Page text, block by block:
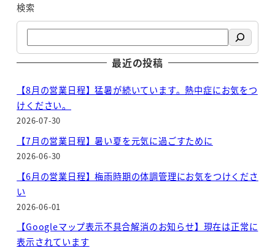
検索
最近の投稿
【8月の営業日程】猛暑が続いています。熱中症にお気をつ
けください。
2026-07-30
【7月の営業日程】暑い夏を元気に過ごすために
2026-06-30
【6月の営業日程】梅雨時期の体調管理にお気をつけくださ
い
2026-06-01
【Googleマップ表示不具合解消のお知らせ】現在は正常に
表示されています